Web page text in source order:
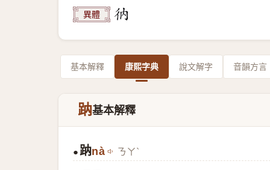
異體
基本解釋 康熙字典 說文解字 音韻方言
䟜基本解釋
● 䟜nà ㄋㄚˋ